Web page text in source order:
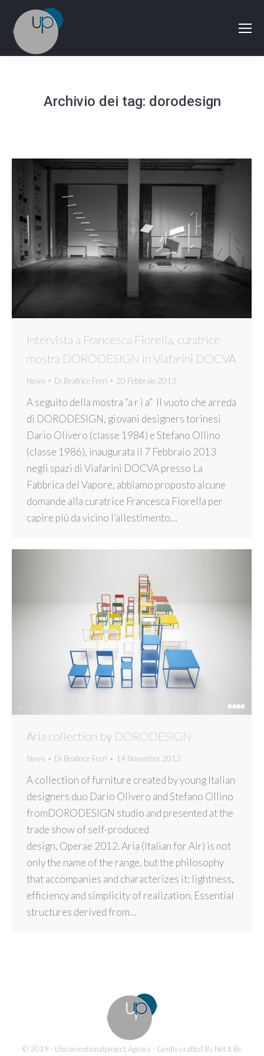
Archivio dei tag: dorodesign
Intervista a Francesca Fiorella, curatrice
mostra DORODESIGN in Viafarini DOCVA
News Di Beatrice Ferri 20 Febbraio 2013
A seguito della mostra “a r i a” Il vuoto che arreda
di DORODESIGN, giovani designers torinesi
Dario Olivero (classe 1984) e Stefano Ollino
(classe 1986), inaugurata il 7 Febbraio 2013
negli spazi di Viafarini DOCVA presso La
Fabbrica del Vapore, abbiamo proposto alcune
domande alla curatrice Francesca Fiorella per
capire più da vicino l’allestimento…
Aria collection by DORODESIGN
News Di Beatrice Ferri 14 Novembre 2012
A collection of furniture created by young Italian
designers duo Dario Olivero and Stefano Ollino
fromDORODESIGN studio and presented at the
trade show of self-produced
design, Operae 2012. Aria (Italian for Air) is not
only the name of the range, but the philosophy
that accompanies and characterizes it: lightness,
efficiency and simplicity of realization. Essential
structures derived from…
© 2019 - Unconventionalproject Agency - Gently crafted By Net It Be